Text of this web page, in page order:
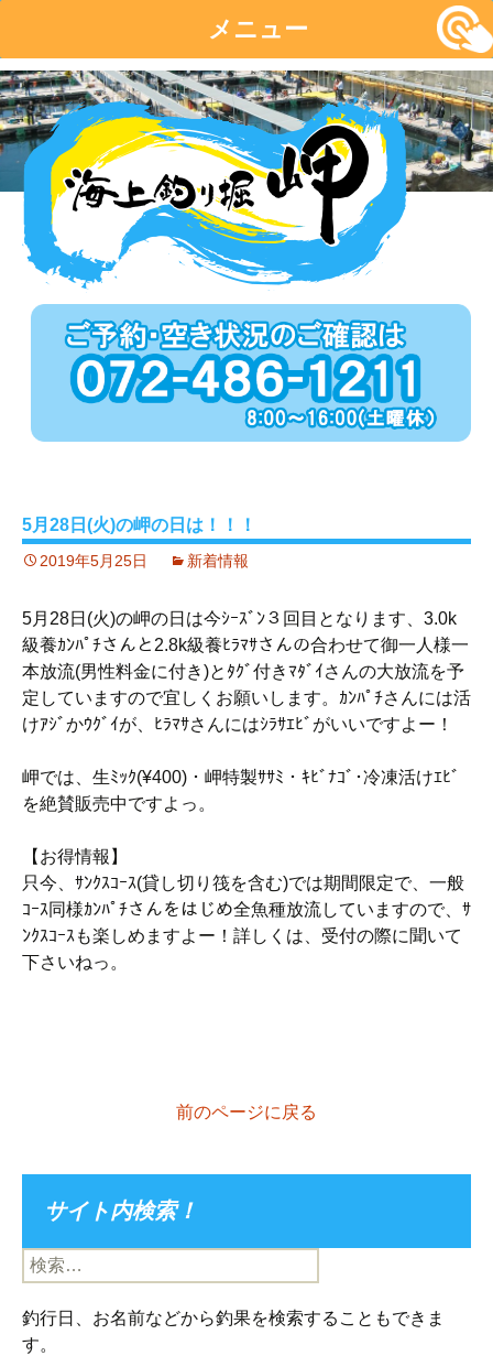
メニュー
コ
ン
テ
ン
5月28日(火)の岬の日は！！！
2019年5月25日 新着情報
5月28日(火)の岬の日は今ｼｰｽﾞﾝ３回目となります、3.0k
級養ｶﾝﾊﾟﾁさんと2.8k級養ﾋﾗﾏｻさんの合わせて御一人様一
本放流(男性料金に付き)とﾀｸﾞ付きﾏﾀﾞｲさんの大放流を予
定していますので宜しくお願いします。ｶﾝﾊﾟﾁさんには活
けｱｼﾞかｳｸﾞｲが、ﾋﾗﾏｻさんにはｼﾗｻｴﾋﾞがいいですよー！
岬では、生ﾐｯｸ(¥400)・岬特製ｻｻﾐ・ｷﾋﾞﾅｺﾞ･冷凍活けｴﾋﾞ
を絶賛販売中ですよっ。
【お得情報】
只今、ｻﾝｸｽｺｰｽ(貸し切り筏を含む)では期間限定で、一般
ｺｰｽ同様ｶﾝﾊﾟﾁさんをはじめ全魚種放流していますので、ｻ
ﾝｸｽｺｰｽも楽しめますよー！詳しくは、受付の際に聞いて
下さいねっ。
前のページに戻る
サイト内検索！
検
索:
釣行日、お名前などから釣果を検索することもできま
す。